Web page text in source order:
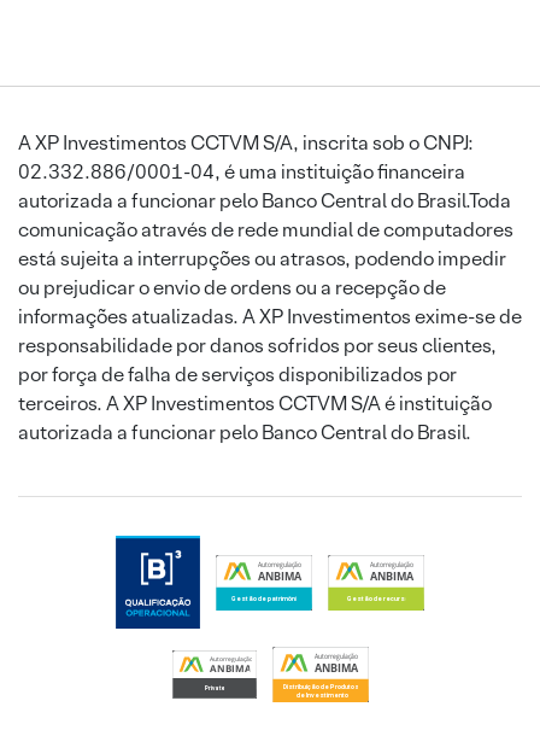
A XP Investimentos CCTVM S/A, inscrita sob o CNPJ:
02.332.886/0001-04, é uma instituição financeira
autorizada a funcionar pelo Banco Central do Brasil.Toda
comunicação através de rede mundial de computadores
está sujeita a interrupções ou atrasos, podendo impedir
ou prejudicar o envio de ordens ou a recepção de
informações atualizadas. A XP Investimentos exime-se de
responsabilidade por danos sofridos por seus clientes,
por força de falha de serviços disponibilizados por
terceiros. A XP Investimentos CCTVM S/A é instituição
autorizada a funcionar pelo Banco Central do Brasil.